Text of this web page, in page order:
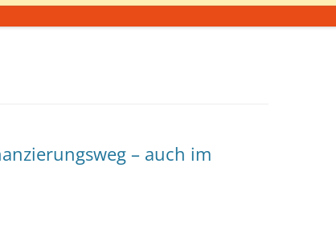
– auch im